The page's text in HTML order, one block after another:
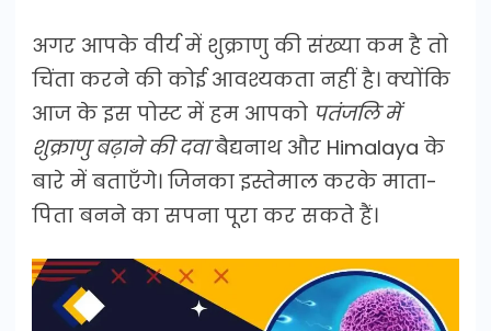
अगर आपके वीर्य में शुक्राणु की संख्या कम है तो
चिंता करने की कोई आवश्यकता नहीं है। क्योंकि
आज के इस पोस्ट में हम आपको पतंजलि में
शुक्राणु बढ़ाने की दवाबैद्यनाथ और Himalaya के
बारे में बताएँगे। जिनका इस्तेमाल करके माता-
पिता बनने का सपना पूरा कर सकते हैं।